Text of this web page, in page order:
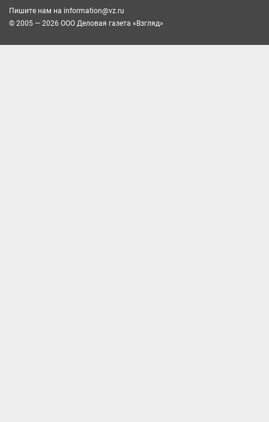
Пишите нам на information@vz.ru
© 2005 — 2026 ООО Деловая газета «Взгляд»